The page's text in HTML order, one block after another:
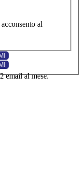
al
email al mese.